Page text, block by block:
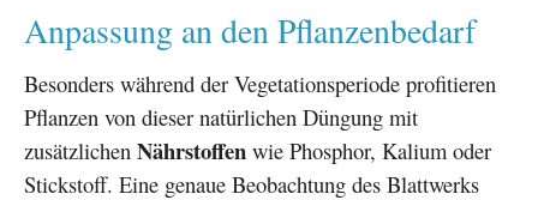
Anpassung an den Pflanzenbedarf
Besonders während der Vegetationsperiode profitieren
Pflanzen von dieser natürlichen Düngung mit
zusätzlichen Nährstoffen wie Phosphor, Kalium oder
Stickstoff. Eine genaue Beobachtung des Blattwerks